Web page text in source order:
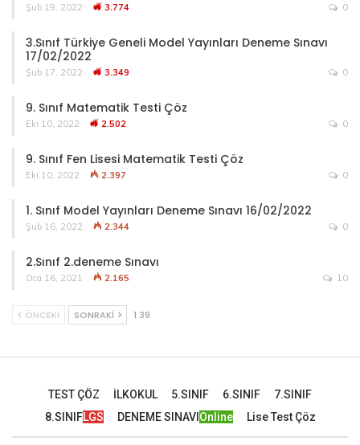
Şub 19, 2022 3.774 0
3.Sınıf Türkiye Geneli Model Yayınları Deneme Sınavı
17/02/2022
Şub 17, 2022 3.349 0
9. Sınıf Matematik Testi Çöz
Eki 10, 2022 2.502 0
9. Sınıf Fen Lisesi Matematik Testi Çöz
Eki 10, 2022 2.397 0
1. Sınıf Model Yayınları Deneme Sınavı 16/02/2022
Şub 16, 2022 2.344 0
2.Sınıf 2.deneme Sınavı
Oca 16, 2021 2.165 10
ÖNCEKI SONRAKI 1 39
TEST ÇÖZ İLKOKUL 5.SINIF 6.SINIF
7.SINIF
8.SINIFLGS DENEME SINAVI Online Lise Test Çöz